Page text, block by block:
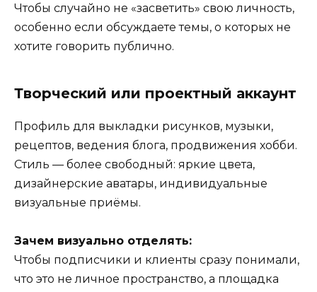
Чтобы случайно не «засветить» свою личность,
особенно если обсуждаете темы, о которых не
хотите говорить публично.
Творческий или проектный аккаунт
Профиль для выкладки рисунков, музыки,
рецептов, ведения блога, продвижения хобби.
Стиль — более свободный: яркие цвета,
дизайнерские аватары, индивидуальные
визуальные приёмы.
Зачем визуально отделять:
Чтобы подписчики и клиенты сразу понимали,
что это не личное пространство, а площадка